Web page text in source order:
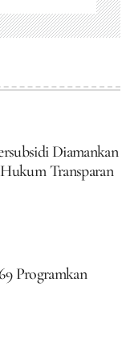
Diamankan
Transparan
Programkan